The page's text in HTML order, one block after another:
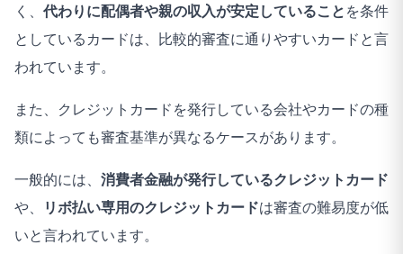
く、 代わりに配偶者や親の収入が安定していることを条件
としているカードは、比較的審査に通りやすいカードと言
われています。
また、クレジットカードを発行している会社やカードの種
類によっても審査基準が異なるケースがあります。
一般的には、 消費者金融が発行しているクレジットカード
や、
リボ払い専用のクレジットカードは審査の難易度が低
いと言われています。